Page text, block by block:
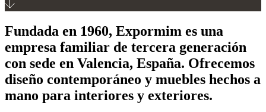
Fundada en 1960, Expormim es una
empresa familiar de tercera generación
con sede en Valencia, España. Ofrecemos
diseño contemporáneo y muebles hechos a
mano para interiores y exteriores.